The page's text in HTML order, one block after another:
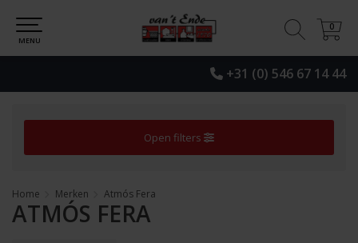
+31 (0) 546 67 14 44
0
0
MENU
Open filters
Home Merken Atmós Fera
ATMÓS FERA